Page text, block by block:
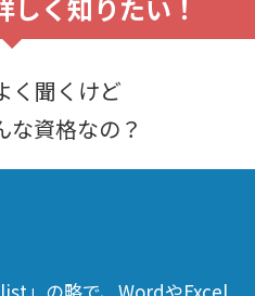
しく知りたい！
く聞くけど
な資格なの？